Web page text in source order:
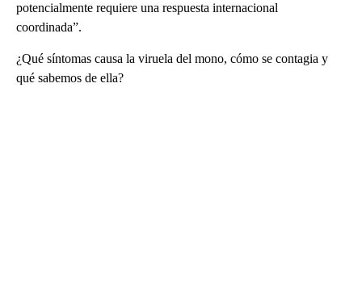
potencialmente requiere una respuesta internacional
coordinada”.
¿Qué síntomas causa la viruela del mono, cómo se contagia y
qué sabemos de ella?